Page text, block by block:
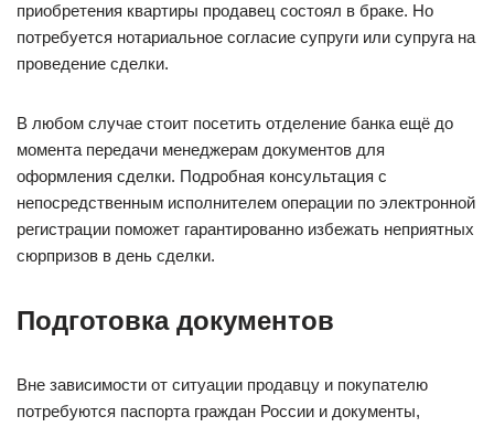
приобретения квартиры продавец состоял в браке. Но
потребуется нотариальное согласие супруги или супруга на
проведение сделки.
В любом случае стоит посетить отделение банка ещё до
момента передачи менеджерам документов для
оформления сделки. Подробная консультация с
непосредственным исполнителем операции по электронной
регистрации поможет гарантированно избежать неприятных
сюрпризов в день сделки.
Подготовка документов
Вне зависимости от ситуации продавцу и покупателю
потребуются паспорта граждан России и документы,